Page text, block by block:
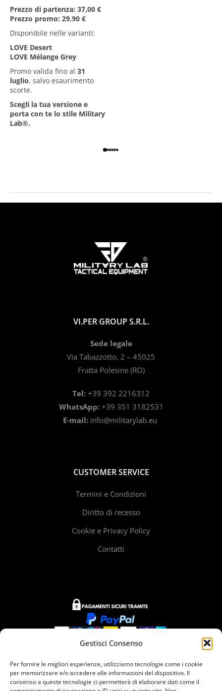
Gestisci Consenso
Per fornire le migliori esperienze, utilizziamo tecnologie come i cookie
per memorizzare e/o accedere alle informazioni del dispositivo. Il
consenso a queste tecnologie ci permetterà di elaborare dati come il
Prezzo di partenza: 37,00 €
Prezzo promo: 29,90 €
Disponibile nelle varianti:
LOVE Desert
LOVE Mélange Grey
Promo valida fino al 31
luglio, salvo esaurimento
scorte.
Scegli la tua versione e
porta con te lo stile Military
Lab®.
VI.PER GROUP S.R.L.
Sede legale
Via Tabazzotto, 2 – 45025
Fratta Polesine (RO)
Tel: +39 392 2216312
WhatsApp:+39 351 3182531
E-mail: info@militarylab.eu
CUSTOMER SERVICE
Termini e Condizioni
Diritto di recesso
Cookie e Privacy Policy
Contatti
Siamo presenti in